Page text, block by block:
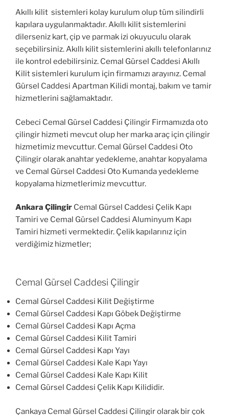
Akıllı kilit sistemleri kolay kurulum olup tüm silindirli
kapılara uygulanmaktadır. Akıllı kilit sistemlerini
dilerseniz kart, çip ve parmak izi okuyuculu olarak
seçebilirsiniz. Akıllı kilit sistemlerini akıllı telefonlarınız
ile kontrol edebilirsiniz. Cemal Gürsel Caddesi Akıllı
Kilit sistemleri kurulum için firmamızı arayınız. Cemal
Gürsel Caddesi Apartman Kilidi montaj, bakım ve tamir
hizmetlerini sağlamaktadır.
Cebeci Cemal Gürsel Caddesi Çilingir Firmamızda oto
çilingir hizmeti mevcut olup her marka araç için çilingir
hizmetimiz mevcuttur. Cemal Gürsel Caddesi Oto
Çilingir olarak anahtar yedekleme, anahtar kopyalama
ve Cemal Gürsel Caddesi Oto Kumanda yedekleme
kopyalama hizmetlerimiz mevcuttur.
Ankara Çilingir Cemal Gürsel Caddesi Çelik Kapı
Tamiri ve Cemal Gürsel Caddesi Aluminyum Kapı
Tamiri hizmeti vermektedir. Çelik kapılarınız için
verdiğimiz hizmetler;
Cemal Gürsel Caddesi Çilingir
Cemal Gürsel Caddesi Kilit Değiştirme
Cemal Gürsel Caddesi Kapı Göbek Değiştirme
Cemal Gürsel Caddesi Kapı Açma
Cemal Gürsel Caddesi Kilit Tamiri
Cemal Gürsel Caddesi Kapı Yayı
Cemal Gürsel Caddesi Kale Kapı Yayı
Cemal Gürsel Caddesi Kale Kapı Kilit
Cemal Gürsel Caddesi Çelik Kapı Kilididir.
Çankaya Cemal Gürsel Caddesi Çilingir olarak bir çok